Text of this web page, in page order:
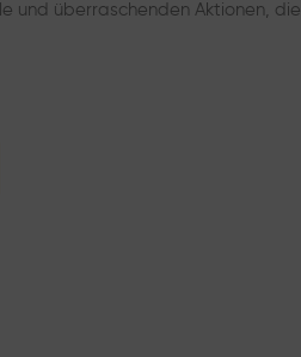
und überraschenden Aktionen, die